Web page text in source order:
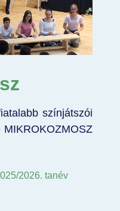
színjátszói
2026. tanév